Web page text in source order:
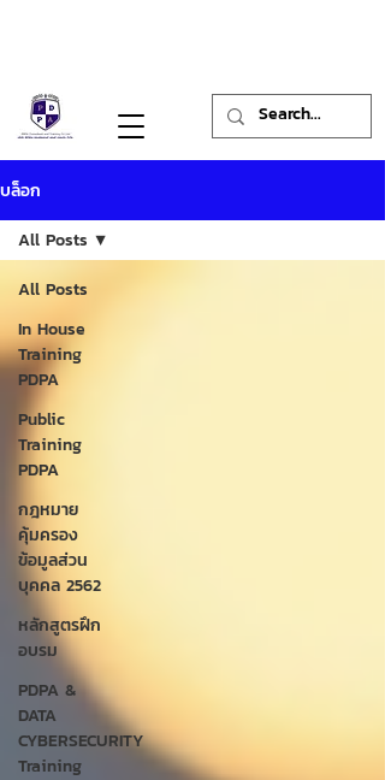
บล็อก
All Posts
In House
Training
PDPA
Public
Training
PDPA
กฎหมาย
คุ้มครอง
ข้อมูลส่วน
บุคคล 2562
หลักสูตรฝึก
อบรม
PDPA &
DATA
CYBERSECURITY
Training
All Posts